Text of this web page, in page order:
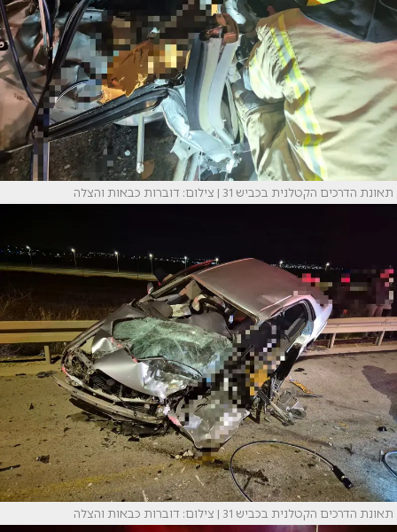
תאונת הדרכים הקטלנית בכביש 31 | צילום: דוברות כבאות והצלה
תאונת הדרכים הקטלנית בכביש 31 | צילום: דוברות כבאות והצלה